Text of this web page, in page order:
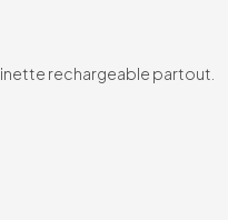
rechargeable partout.